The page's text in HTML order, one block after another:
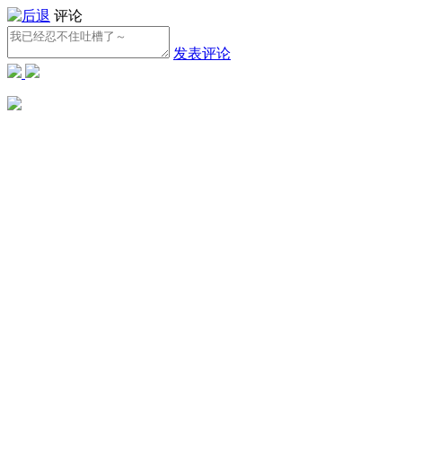
评论
发表评论